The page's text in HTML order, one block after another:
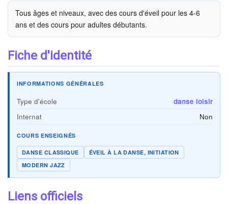
Tous âges et niveaux, avec des cours d'éveil pour les 4-6
ans et des cours pour adultes débutants.
Fiche d'identité
INFORMATIONS GÉNÉRALES
Type d'école
danse loisir
Internat
Non
COURS ENSEIGNÉS
DANSE CLASSIQUE
ÉVEIL À LA DANSE, INITIATION
MODERN JAZZ
Liens officiels